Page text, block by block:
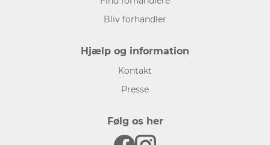
Bliv forhandler
Hjælp og information
Kontakt
Presse
Følg os her